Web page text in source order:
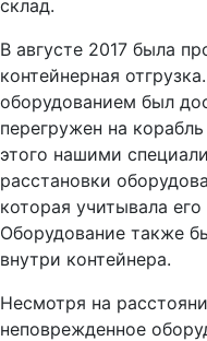
склад.
В августе 2017 была
контейнерная
оборудованием был
перегружен на
этого нашими
расстановки
которая учитывала
Оборудование также
внутри контейнера.
Несмотря на
неповрежденное